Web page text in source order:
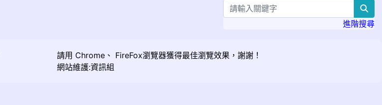
進階搜尋
請用 Chrome 、 FireFox瀏覽器獲得最佳瀏覽效果，謝謝！
網站維護:資訊組